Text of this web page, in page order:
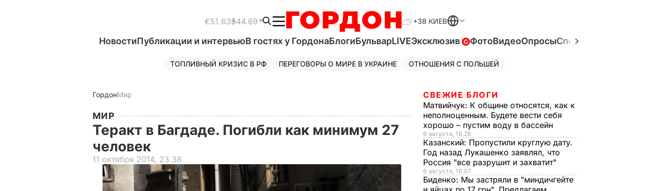
€51.63$44.69 +38 КИЕВ
НовостиПубликации и интервьюВ гостях у ГордонаБлогиБульварLIVEЭксклюзив ФотоВидеоОпросыСпецпроекты
ТОПЛИВНЫЙ КРИЗИС В РФ ПЕРЕГОВОРЫ О МИРЕ В УКРАИНЕ ОТНОШЕНИЯ С ПОЛЬШЕЙ
ГордонМир
МИР
Теракт в Багдаде. Погибли как минимум 27
человек
11 октября 2014, 23.38
СВЕЖИЕ БЛОГИ
Матвийчук: К общине относятся, как к
неполноценным. Будете вести себя
хорошо – пустим воду в бассейн
6 августа, 16.26
Казанский: Пропустили круглую дату.
Год назад Лукашенко заявлял, что
Россия "все разрушит и захватит"
6 августа, 16.07
Биденко: Мы застряли в "миндичгейте